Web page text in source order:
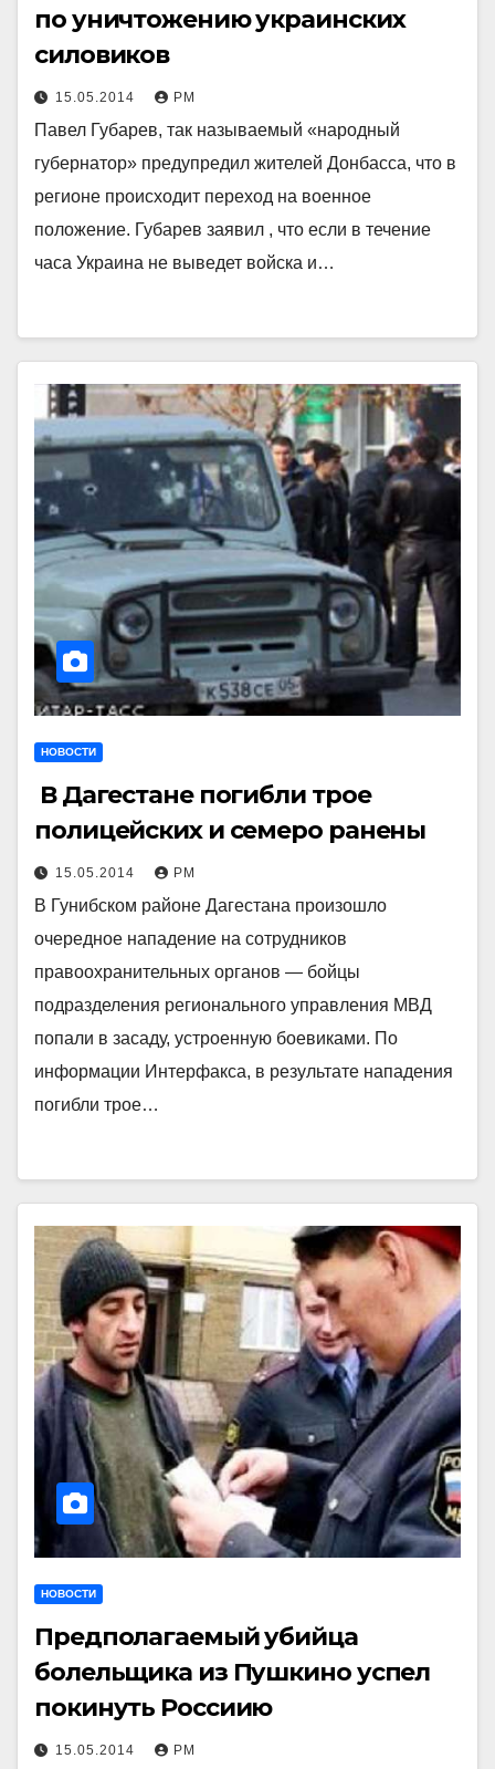
по уничтожению украинских
силовиков
15.05.2014 РМ
Павел Губарев, так называемый «народный
губернатор» предупредил жителей Донбасса, что в
регионе происходит переход на военное
положение. Губарев заявил , что если в течение
часа Украина не выведет войска и…
НОВОСТИ
В Дагестане погибли трое
полицейских и семеро ранены
15.05.2014 РМ
В Гунибском районе Дагестана произошло
очередное нападение на сотрудников
правоохранительных органов — бойцы
подразделения регионального управления МВД
попали в засаду, устроенную боевиками. По
информации Интерфакса, в результате нападения
погибли трое…
НОВОСТИ
Предполагаемый убийца
болельщика из Пушкино успел
покинуть Россиию
15.05.2014 РМ